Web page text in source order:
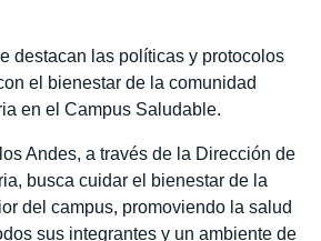
destacan las políticas y protocolos
el bienestar de la comunidad
en el Campus Saludable.
Andes, a través de la Dirección de
busca cuidar el bienestar de la
del campus, promoviendo la salud
sus integrantes y un ambiente de